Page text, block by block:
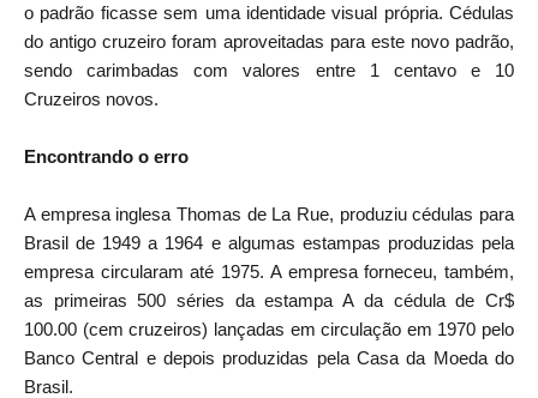
o padrão ficasse sem uma identidade visual própria. Cédulas
do antigo cruzeiro foram aproveitadas para este novo padrão,
sendo carimbadas com valores entre 1 centavo e 10
Cruzeiros novos.
Encontrando o erro
A empresa inglesa Thomas de La Rue, produziu cédulas para
Brasil de 1949 a 1964 e algumas estampas produzidas pela
empresa circularam até 1975. A empresa forneceu, também,
as primeiras 500 séries da estampa A da cédula de Cr$
100.00 (cem cruzeiros) lançadas em circulação em 1970 pelo
Banco Central e depois produzidas pela Casa da Moeda do
Brasil.